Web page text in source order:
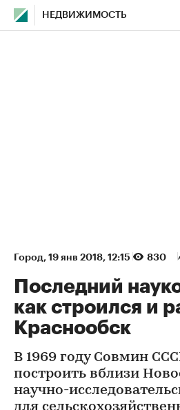
НЕДВИЖИМОСТЬ
Город⁠, 19 янв 2018, 12:15 830
Последний
как строился и
Краснообск
В 1969 году Совмин
построить вблизи
научно-
для